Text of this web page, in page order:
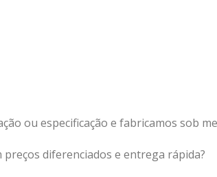
ou especificação e fabricamos sob
preços diferenciados e entrega rápida?